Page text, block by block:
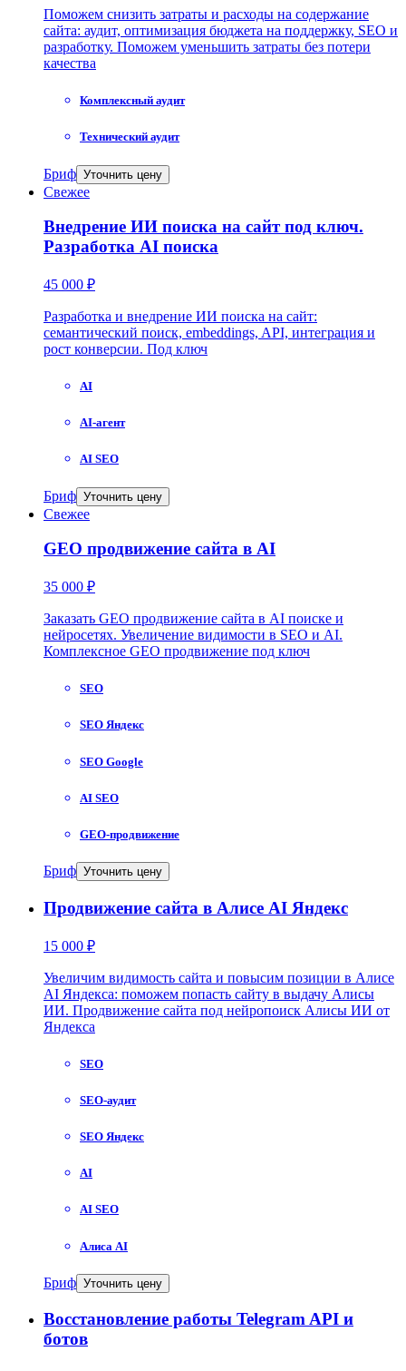
Поможем снизить затраты и расходы на содержание
сайта: аудит, оптимизация бюджета на поддержку, SEO и
разработку. Поможем уменьшить затраты без потери
качества
Комплексный аудит
Технический аудит
Бриф Уточнить цену
Свежее
Внедрение ИИ поиска на сайт под ключ.
Разработка AI поиска
45 000 ₽
Разработка и внедрение ИИ поиска на сайт:
семантический поиск, embeddings, API, интеграция и
рост конверсии. Под ключ
AI
AI-агент
AI SEO
Бриф Уточнить цену
Свежее
GEO продвижение сайта в AI
35 000 ₽
Заказать GEO продвижение сайта в AI поиске и
нейросетях. Увеличение видимости в SEO и AI.
Комплексное GEO продвижение под ключ
SEO
SEO Яндекс
SEO Google
AI SEO
GEO-продвижение
Бриф Уточнить цену
Продвижение сайта в Алисе AI Яндекс
15 000 ₽
Увеличим видимость сайта и повысим позиции в Алисе
AI Яндекса: поможем попасть сайту в выдачу Алисы
ИИ. Продвижение сайта под нейропоиск Алисы ИИ от
Яндекса
SEO
SEO-аудит
SEO Яндекс
AI
AI SEO
Алиса AI
Бриф Уточнить цену
Восстановление работы Telegram API и
ботов